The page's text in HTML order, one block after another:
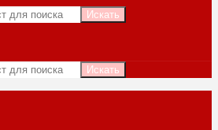
Искать
Искать